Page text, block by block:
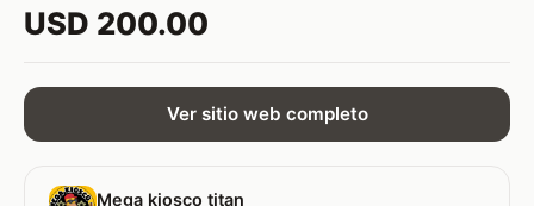
USD 200.00
Ver sitio web completo
Mega kiosco titan